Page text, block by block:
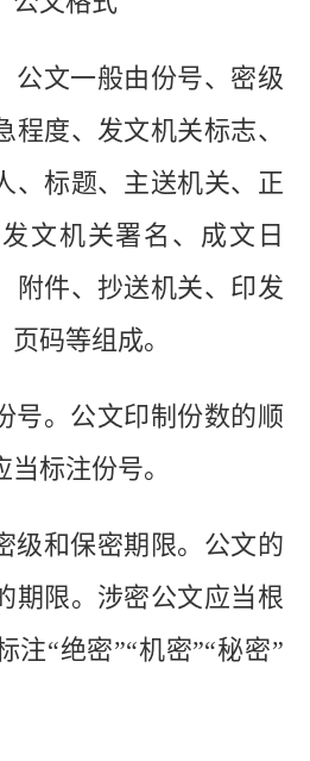
一般由份号、密级
程度、发文机关标志、
、标题、主送机关、正
文机关署名、成文日
附件、抄送机关、印发
码等组成。
。公文印制份数的顺
标注份号。
和保密期限。公文的
期限。涉密公文应当根
注“绝密”“机密”“秘密”